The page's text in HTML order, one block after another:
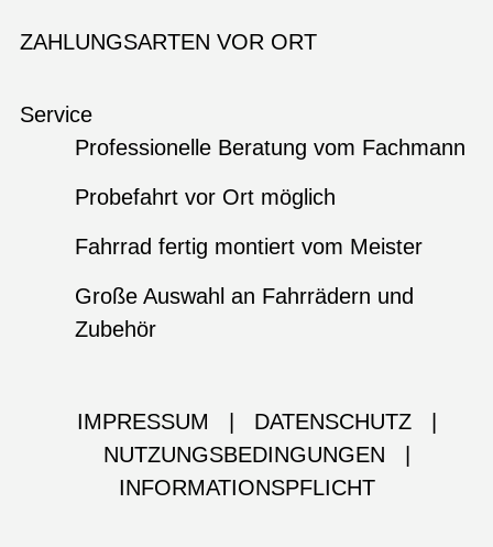
ZAHLUNGSARTEN VOR ORT
Service
Professionelle Beratung vom Fachmann
Probefahrt vor Ort möglich
Fahrrad fertig montiert vom Meister
Große Auswahl an Fahrrädern und
Zubehör
IMPRESSUM DATENSCHUTZ
NUTZUNGSBEDINGUNGEN
INFORMATIONSPFLICHT